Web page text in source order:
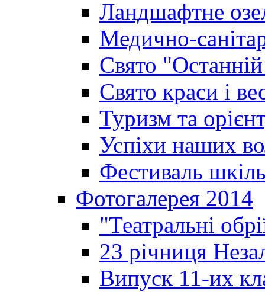
Ландшафтне
Медично-
Свято
Свято краси і
Туризм та
Успіхи наших
Фестиваль
Фотогалерея 2014
"Театральні
23 річниця
Випуск 11-их